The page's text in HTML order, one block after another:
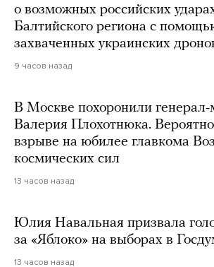
о возможных российских
Балтийского региона с
захваченных украинских
9 часов назад
В Москве похоронили генерал-
Валерия Плохотнюка.
взрыве на юбилее главкома
космических сил
13 часов назад
Юлия Навальная призвала
за «Яблоко» на выборах в
13 часов назад